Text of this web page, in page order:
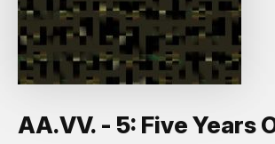
AA.VV. - 5: Five Years